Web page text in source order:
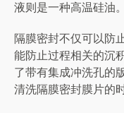
液则是一种高温硅油。
隔膜密封不仅可以防
能防止过程相关的沉
了带有集成冲洗孔的
清洗隔膜密封膜片的